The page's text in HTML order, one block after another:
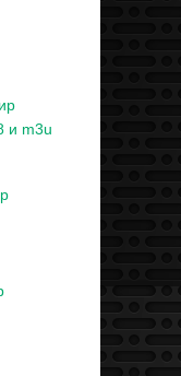
и m3u